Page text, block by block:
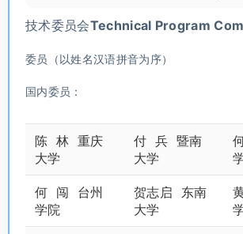
技术委员会Technical Program
委员（以姓名汉语拼音为序）
国内委员：
陈 林 重庆
大学
付 兵 暨南
大学
何 闯 台州
学院
贺志启 东南
大学